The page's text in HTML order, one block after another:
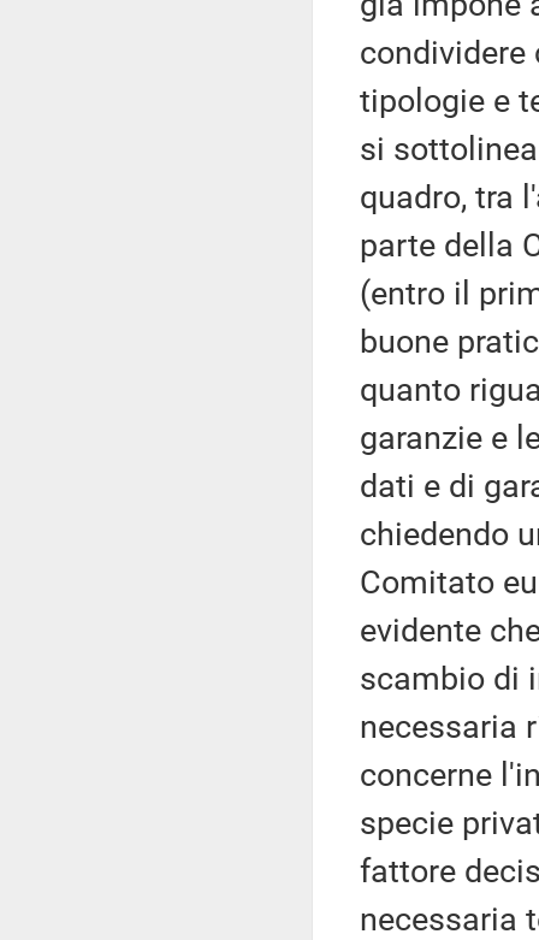
tipologie e
si
quadro, tra
parte della
(entro il
buone
quanto
garanzie e
dati e di
chiedendo
Comitato
evidente
scambio di
necessaria
concerne
specie
fattore
necessaria